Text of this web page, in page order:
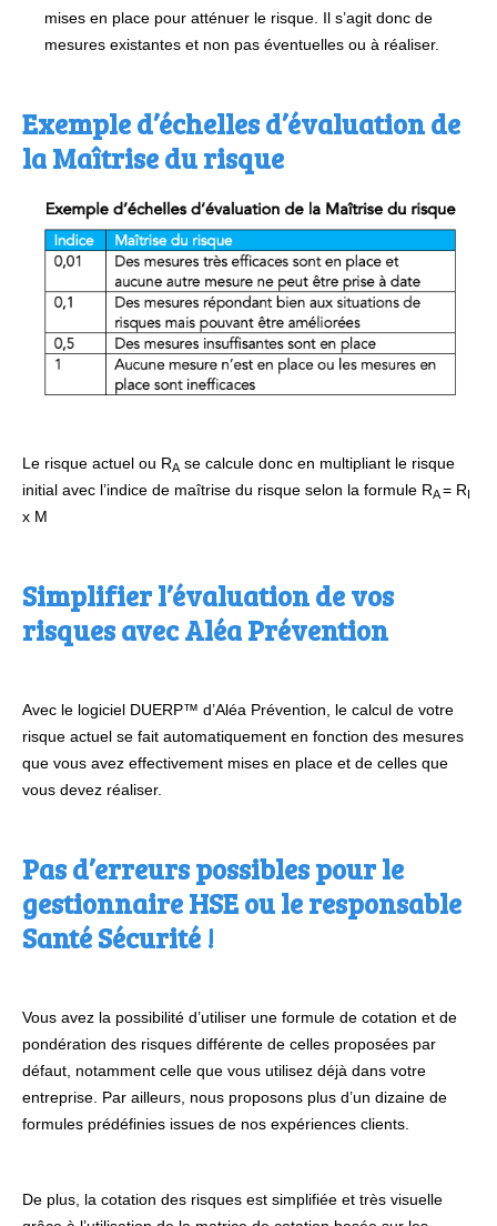
mises en place pour atténuer le risque. Il s’agit donc de
mesures existantes et non pas éventuelles ou à réaliser.
Exemple d’échelles d’évaluation de
la Maîtrise du risque
Le risque actuel ou RA se calcule donc en multipliant le risque
initial avec l’indice de maîtrise du risque selon la formule RA= RI
x M
Simplifier l’évaluation de vos
risques avec Aléa Prévention
Avec le logiciel DUERP™ d’Aléa Prévention, le calcul de votre
risque actuel se fait automatiquement en fonction des mesures
que vous avez effectivement mises en place et de celles que
vous devez réaliser.
Pas d’erreurs possibles pour le
gestionnaire HSE ou le responsable
Santé Sécurité !
Vous avez la possibilité d’utiliser une formule de cotation et de
pondération des risques différente de celles proposées par
défaut, notamment celle que vous utilisez déjà dans votre
entreprise. Par ailleurs, nous proposons plus d’un dizaine de
formules prédéfinies issues de nos expériences clients.
De plus, la cotation des risques est simplifiée et très visuelle